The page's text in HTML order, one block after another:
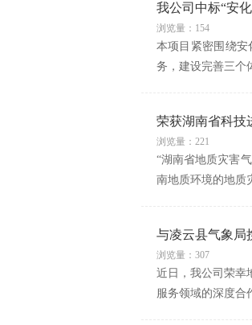
我公司中标“安
浏览量：154
本项目紧密围绕
务，建设完善三个
荣获湖南省科技
浏览量：221
“湖南省地质灾害
南地质环境的地质
与凌云县气象局
浏览量：307
近日，我公司荣
服务领域的深度合